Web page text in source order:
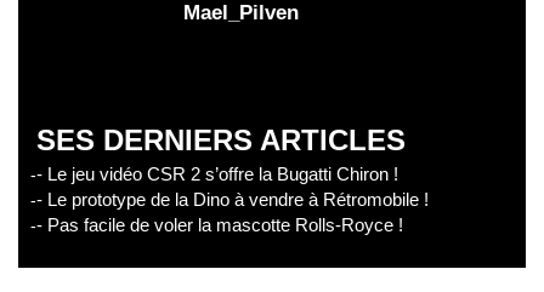
Mael_Pilven
SES DERNIERS ARTICLES
- Le jeu vidéo CSR 2 s’offre la Bugatti Chiron !
- Le prototype de la Dino à vendre à Rétromobile !
- Pas facile de voler la mascotte Rolls-Royce !